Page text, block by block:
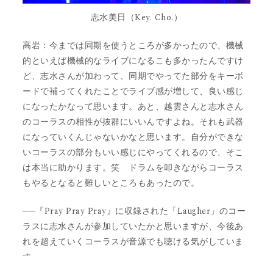
志水美日（Key. Cho.）
高岩：今までは同期を使うところが多かったので、機械
的といえば機械的なライブになるこも多かったんですけ
ど、志水さんが加わって、同期でやってた部分をキーボ
ードで補ってくれたことでライブ感が増して、良い感じ
になったかなって思います。あと、越雲さんと志水さん
のコーラスの相性が抜群にいいんですよね。それも武器
になっていくんじゃないかなと思います。自分ができな
いコーラスの部分もいい感じにやってくれるので、そこ
は本当に助かります。笑 ドラムを叩きながらコーラス
もやるとなると難しいところもあったので。
──『Pray Pray Pray』に収録された「Laugher」のコー
ラスに志水さんが参加していたかと思いますが、今後あ
れを超えていくコーラスが音源でも聴ける気がしていま